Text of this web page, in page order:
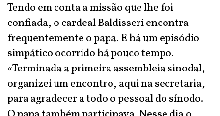
Tendo em conta a missão que lhe foi
confiada, o cardeal Baldisseri encontra
frequentemente o papa. E há um episódio
simpático ocorrido há pouco tempo.
«Terminada a primeira assembleia sinodal,
organizei um encontro, aqui na secretaria,
para agradecer a todo o pessoal do sínodo.